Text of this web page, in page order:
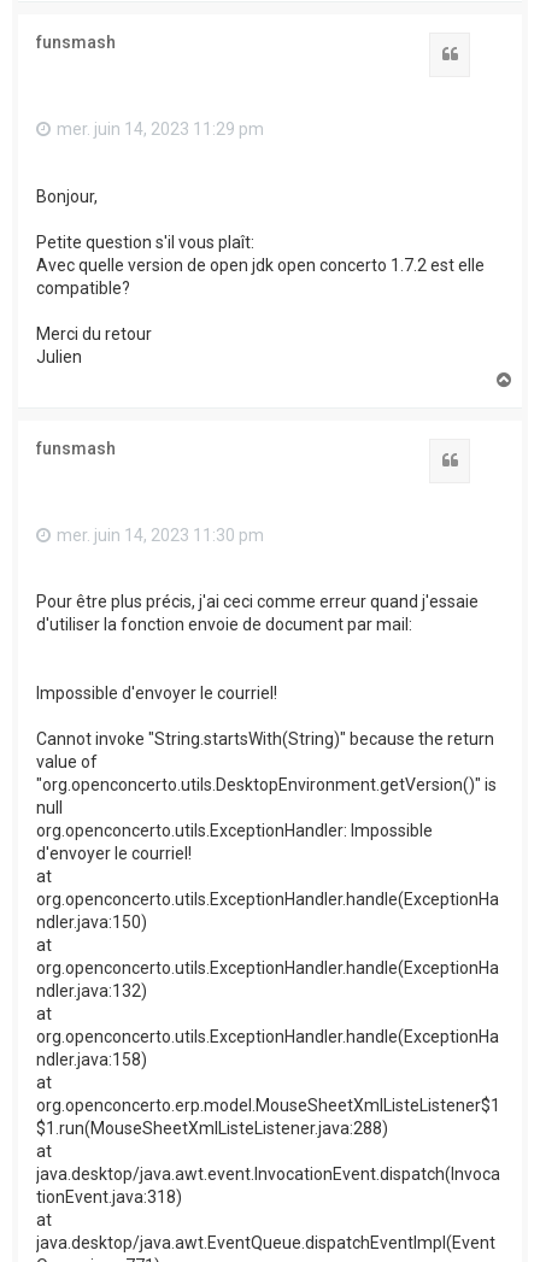
funsmash
mer. juin 14, 2023 11:29 pm
Bonjour,
Petite question s'il vous plaît:
Avec quelle version de open jdk open concerto 1.7.2 est elle
compatible?
Merci du retour
Julien
funsmash
mer. juin 14, 2023 11:30 pm
Pour être plus précis, j'ai ceci comme erreur quand j'essaie
d'utiliser la fonction envoie de document par mail:
Impossible d'envoyer le courriel!
Cannot invoke "String.startsWith(String)" because the return
value of
"org.openconcerto.utils.DesktopEnvironment.getVersion()" is
null
org.openconcerto.utils.ExceptionHandler: Impossible
d'envoyer le courriel!
at
org.openconcerto.utils.ExceptionHandler.handle(ExceptionHa
ndler.java:150)
at
org.openconcerto.utils.ExceptionHandler.handle(ExceptionHa
ndler.java:132)
at
org.openconcerto.utils.ExceptionHandler.handle(ExceptionHa
ndler.java:158)
at
org.openconcerto.erp.model.MouseSheetXmlListeListener$1
$1.run(MouseSheetXmlListeListener.java:288)
at
java.desktop/java.awt.event.InvocationEvent.dispatch(Invoca
tionEvent.java:318)
at
java.desktop/java.awt.EventQueue.dispatchEventImpl(Event